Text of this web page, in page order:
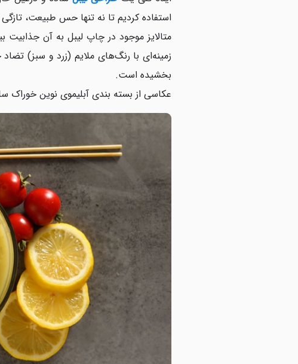
استفاده کردیم تا نه تنها حس طبیعت،
متالایز موجود در چاپ لیبل به آن
زمینه‌ای با رنگ‌های ملایم (زرد و سبز)
بخشیده است.
عکاسی از بسته بندی آبلیموی نوین خوراک